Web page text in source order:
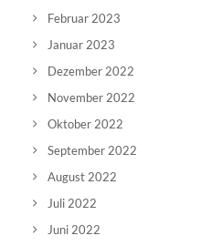
Februar 2023
Januar 2023
Dezember 2022
November 2022
Oktober 2022
September 2022
August 2022
Juli 2022
Juni 2022